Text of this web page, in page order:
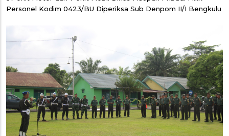
Personel Kodim 0423/BU Diperiksa Sub Denpom II/I Bengkulu